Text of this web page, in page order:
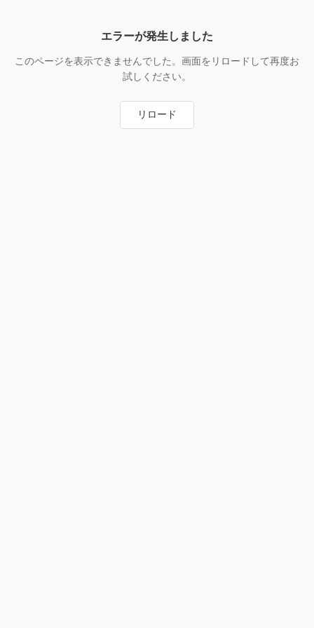
エラーが発生しました
このページを表示できませんでした。画面をリロードして再度お
試しください。
リロード